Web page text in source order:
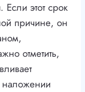
Если этот срок
причине, он
отметить,
наложении